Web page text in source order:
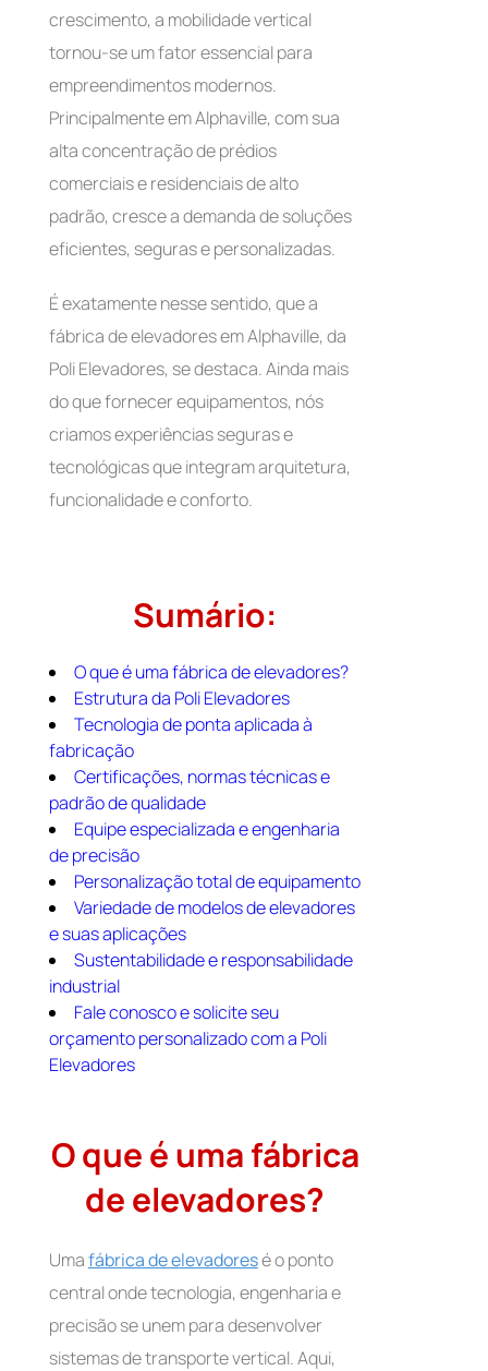
crescimento, a mobilidade vertical
tornou-se um fator essencial para
empreendimentos modernos.
Principalmente em Alphaville, com sua
alta concentração de prédios
comerciais e residenciais de alto
padrão, cresce a demanda de soluções
eficientes, seguras e personalizadas.
É exatamente nesse sentido, que a
fábrica de elevadores em Alphaville, da
Poli Elevadores, se destaca. Ainda mais
do que fornecer equipamentos, nós
criamos experiências seguras e
tecnológicas que integram arquitetura,
funcionalidade e conforto.
Sumário:
O que é uma fábrica de elevadores?
Estrutura da Poli Elevadores
Tecnologia de ponta aplicada à
fabricação
Certificações, normas técnicas e
padrão de qualidade
Equipe especializada e engenharia
de precisão
Personalização total de equipamento
Variedade de modelos de elevadores
e suas aplicações
Sustentabilidade e responsabilidade
industrial
Fale conosco e solicite seu
orçamento personalizado com a Poli
Elevadores
O que é uma fábrica
de elevadores?
Umafábrica de elevadoresé o ponto
central onde tecnologia, engenharia e
precisão se unem para desenvolver
sistemas de transporte vertical. Aqui,